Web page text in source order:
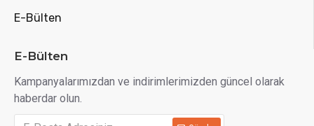
E-Bülten
E-Bülten
Kampanyalarımızdan ve indirimlerimizden güncel olarak
haberdar olun.